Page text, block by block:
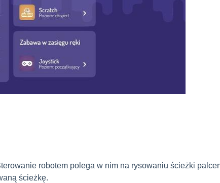
robotem polega w nim na rysowaniu ścieżki
ścieżkę.